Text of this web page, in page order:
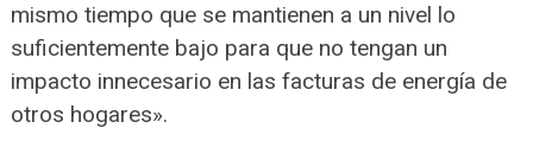
mismo tiempo que se mantienen a un nivel lo
suficientemente bajo para que no tengan un
impacto innecesario en las facturas de energía de
otros hogares».